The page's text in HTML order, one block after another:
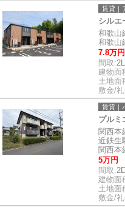
賃貸｜
シル
和歌山
和歌山
7.8万円
間取:
建物面
土地面
敷金/
賃貸｜
プルミ
関西本
近鉄生
関西本
5万円
間取:
建物面
土地面
敷金/